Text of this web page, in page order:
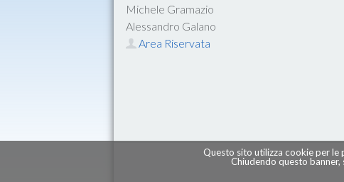
Questo sito utilizza cookie per le
Chiudendo questo
Michele Gramazio
Alessandro Galano
Area Riservata